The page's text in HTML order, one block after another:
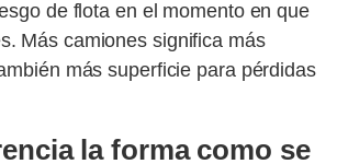
de flota en el momento en que
Más camiones significa más
más superficie para pérdidas
la forma como se